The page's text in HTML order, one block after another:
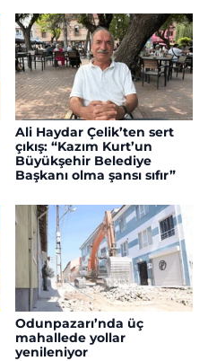
Ali Haydar Çelik’ten sert
çıkış: “Kazım Kurt’un
Büyükşehir Belediye
Başkanı olma şansı sıfır”
Odunpazarı’nda üç
mahallede yollar
yenileniyor